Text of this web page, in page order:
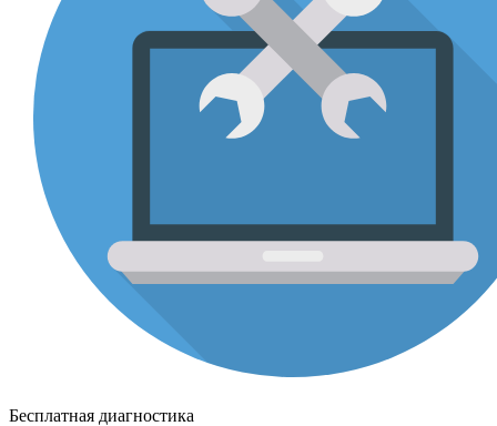
Бесплатная диагностика